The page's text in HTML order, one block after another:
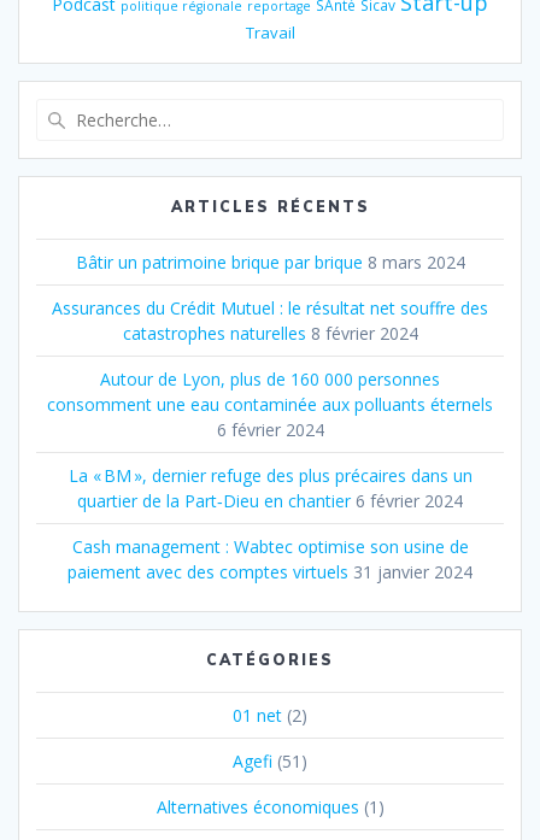
politique régionale reportage SAnté Sicav
Travail
:
ARTICLES RÉCENTS
Bâtir un patrimoine brique par brique 8 mars 2024
Assurances du Crédit Mutuel : le résultat net souffre des
catastrophes naturelles 8 février 2024
Autour de Lyon, plus de 160 000 personnes
consomment une eau contaminée aux polluants éternels
6 février 2024
La « BM », dernier refuge des plus précaires dans un
quartier de la Part‐Dieu en chantier 6 février 2024
Cash management : Wabtec optimise son usine de
paiement avec des comptes virtuels 31 janvier 2024
CATÉGORIES
01 net (2)
Agefi (51)
Alternatives économiques (1)